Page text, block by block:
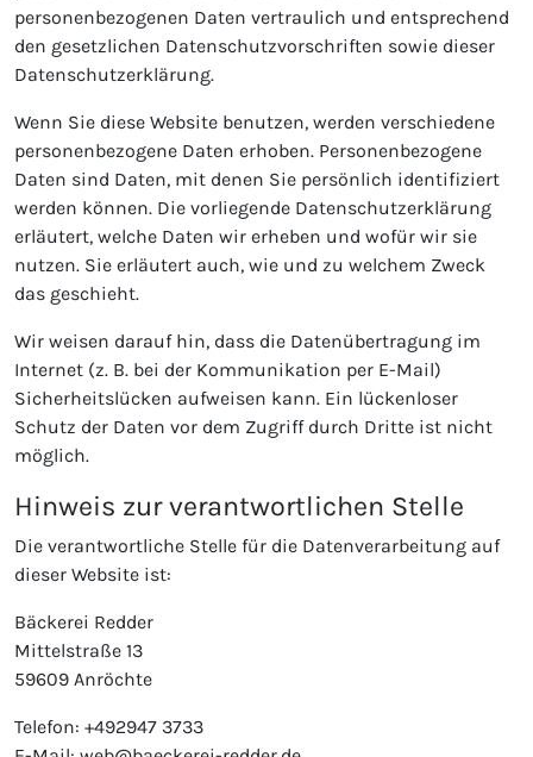
personenbezogenen Daten vertraulich und entsprechend
den gesetzlichen Datenschutzvorschriften sowie dieser
Datenschutzerklärung.
Wenn Sie diese Website benutzen, werden verschiedene
personenbezogene Daten erhoben. Personenbezogene
Daten sind Daten, mit denen Sie persönlich identifiziert
werden können. Die vorliegende Datenschutzerklärung
erläutert, welche Daten wir erheben und wofür wir sie
nutzen. Sie erläutert auch, wie und zu welchem Zweck
das geschieht.
Wir weisen darauf hin, dass die Datenübertragung im
Internet (z. B. bei der Kommunikation per E-Mail)
Sicherheitslücken aufweisen kann. Ein lückenloser
Schutz der Daten vor dem Zugriff durch Dritte ist nicht
möglich.
Hinweis zur verantwortlichen Stelle
Die verantwortliche Stelle für die Datenverarbeitung auf
dieser Website ist:
Bäckerei Redder
Mittelstraße 13
59609 Anröchte
Telefon: +492947 3733